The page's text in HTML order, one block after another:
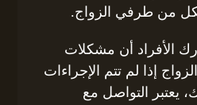
لكل من طرفي الزواج.
الأفراد أن مشكلات
إذا لم تتم الإجراءات
يعتبر التواصل مع